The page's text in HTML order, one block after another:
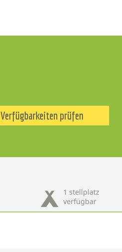
Verfügbarkeiten prüfen
1 stellplatz
verfügbar